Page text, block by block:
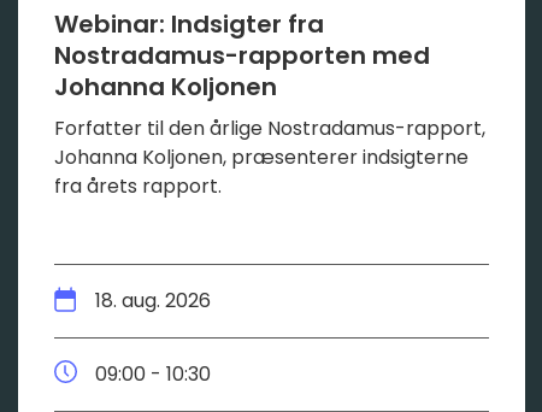
Webinar: Indsigter fra
Nostradamus-rapporten med
Johanna Koljonen
Forfatter til den årlige Nostradamus-rapport,
Johanna Koljonen, præsenterer indsigterne
fra årets rapport.
18. aug. 2026
09:00 - 10:30